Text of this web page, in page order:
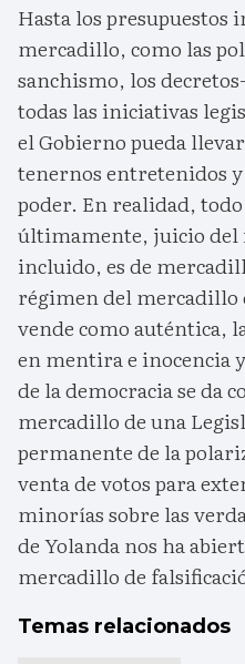
Hasta los presupuestos
mercadillo, como las
sanchismo, los
todas las iniciativas
el Gobierno pueda
tenernos entretenidos
poder. En realidad,
últimamente, juicio del
incluido, es de
régimen del mercadillo
vende como auténtica,
en mentira e inocencia
de la democracia se da
mercadillo de una
permanente de la
venta de votos para
minorías sobre las
de Yolanda nos ha
mercadillo de
Temas relacionados